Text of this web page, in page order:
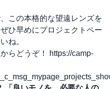
この本格的な望遠レンズを
ひ早めにプロジェクトペー
ね。
らどうぞ！
https://camp-